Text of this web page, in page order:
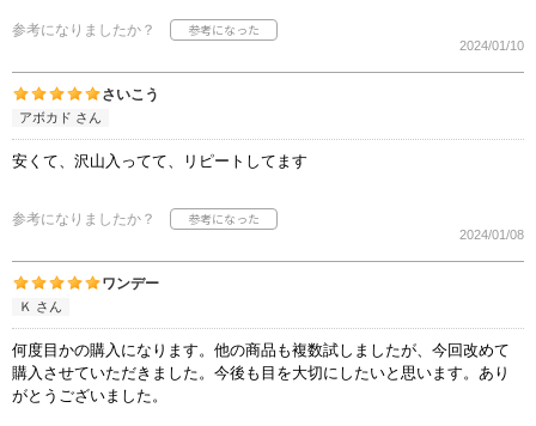
参考になりましたか？
2024/01/10
さいこう
アボカド さん
安くて、沢山入ってて、リピートしてます
参考になりましたか？
2024/01/08
ワンデー
Ｋ さん
何度目かの購入になります。他の商品も複数試しましたが、今回改めて
購入させていただきました。今後も目を大切にしたいと思います。あり
がとうございました。